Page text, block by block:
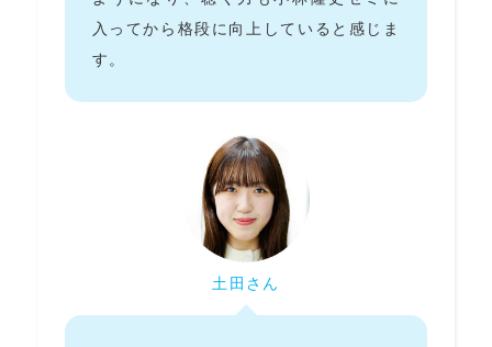
入ってから格段に向上していると感じま
す。
土田さん